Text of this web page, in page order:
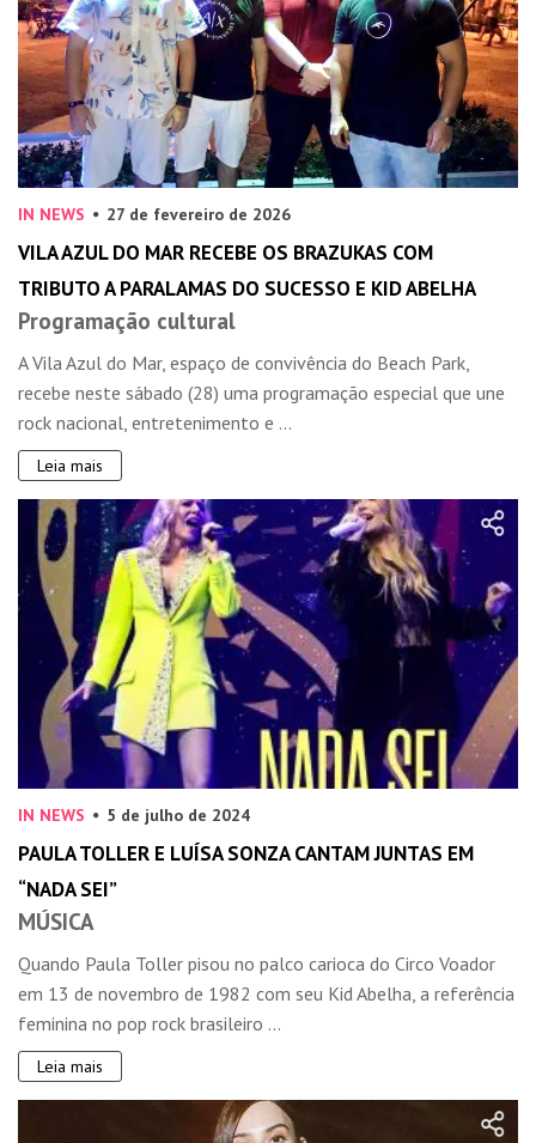
IN NEWS 27 de fevereiro de 2026
VILA AZUL DO MAR RECEBE OS BRAZUKAS COM
TRIBUTO A PARALAMAS DO SUCESSO E KID ABELHA
Programação cultural
A Vila Azul do Mar, espaço de convivência do Beach Park,
recebe neste sábado (28) uma programação especial que une
rock nacional, entretenimento e ...
Leia mais
IN NEWS 5 de julho de 2024
PAULA TOLLER E LUÍSA SONZA CANTAM JUNTAS EM
“NADA SEI”
MÚSICA
Quando Paula Toller pisou no palco carioca do Circo Voador
em 13 de novembro de 1982 com seu Kid Abelha, a referência
feminina no pop rock brasileiro ...
Leia mais